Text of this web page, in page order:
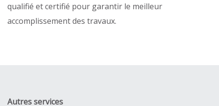
qualifié et certifié pour garantir le meilleur
accomplissement des travaux.
Autres services